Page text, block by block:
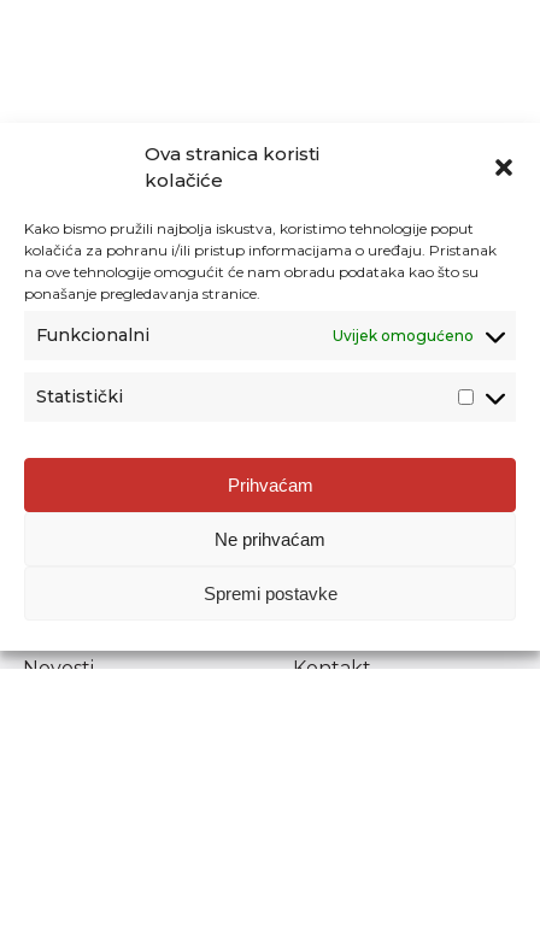
Ova stranica koristi
kolačiće
Kako bismo pružili najbolja iskustva, koristimo tehnologije poput
kolačića za pohranu i/ili pristup informacijama o uređaju. Pristanak
na ove tehnologije omogućit će nam obradu podataka kao što su
ponašanje pregledavanja stranice.
Funkcionalni Uvijek omogućeno
Statistički
Prihvaćam
Ne prihvaćam
Spremi postavke
Agencija za odgoj i obrazovanje
Donje Svetice 38, 10000 Zagreb
1778129
Prenošenje sadržaja dopušteno je uz navođenje izvora.
Novosti
Kontakt